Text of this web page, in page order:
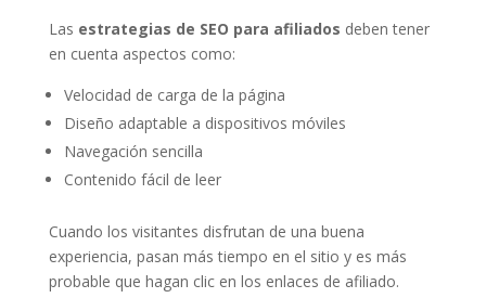
Las estrategias de SEO para afiliados deben tener
en cuenta aspectos como:
Velocidad de carga de la página
Diseño adaptable a dispositivos móviles
Navegación sencilla
Contenido fácil de leer
Cuando los visitantes disfrutan de una buena
experiencia, pasan más tiempo en el sitio y es más
probable que hagan clic en los enlaces de afiliado.